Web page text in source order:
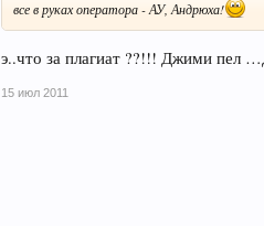
все в руках оператора - АУ, Андрюха!
э..что за плагиат ??!!! Джими пел
15 июл 2011